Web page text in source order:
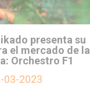
presenta su
el mercado de la
Orchestro F1
03-2023